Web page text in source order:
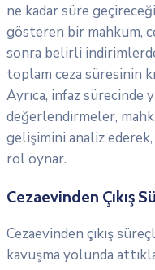
ne kadar süre
gösteren bir mahkum,
sonra belirli
toplam ceza süresinin
Ayrıca, infaz sürecinde
değerlendirmeler,
gelişimini analiz
rol oynar.
Cezaevinden Çıkış
Cezaevinden çıkış
kavuşma yolunda